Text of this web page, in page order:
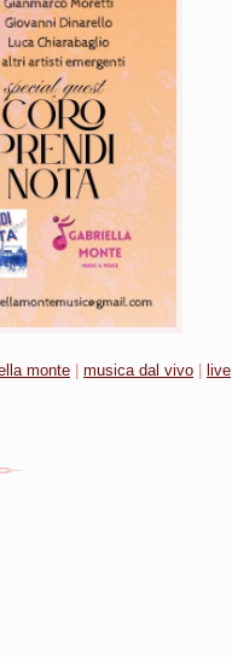
monte musica dal vivo live